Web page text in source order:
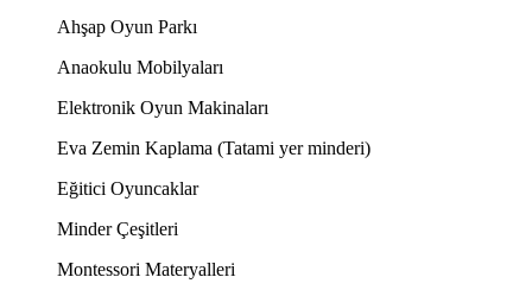
Ahşap Oyun Parkı
Anaokulu Mobilyaları
Elektronik Oyun Makinaları
Eva Zemin Kaplama (Tatami yer minderi)
Eğitici Oyuncaklar
Minder Çeşitleri
Montessori Materyalleri